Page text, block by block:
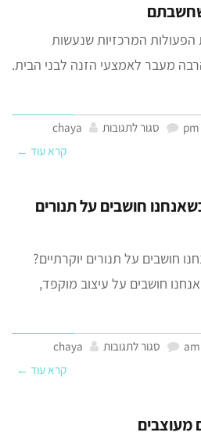
שחשבתם
המרכזיות שנעשות
מעבר לאמצעי הזנה לבני הבית.
סגור לתגובות
chaya
קרא עוד ←
חושבים על תנורים
חושבים על תנורים יוקרתיים?
חושבים על עיצוב מוקפד,
סגור לתגובות
chaya
קרא עוד ←
מעוצבים